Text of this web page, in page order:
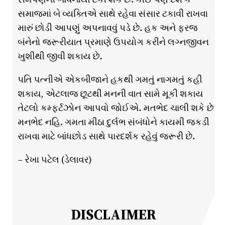
સમાજમાં બે વ્યક્તિએ સાથે રહેવા સંસાર ટકાવી રાખવા
મારું છોડી આપણું અપનાવવું પડે છે. હક અને ફરજ
બંનેનો જરૂરીયાત પ્રમાણે ઉપયોગ કરીને લગ્નજીવન
ખુશીથી જીવી શકાય છે.
પતિ પત્નીએ એકબીજાને હકથી ગમતું નાગમતું કહી
શકાય, એટલાજ છૂટથી મનની વાત સામે મૂકી શકાય
તેટલો કમ્ફર્ટઝોન આપવો જોઈએ. મતભેદ ચાલી શકે છે
મનભેદ નહિ. ગમતા મીઠા દુર્લભ સંબંધોને કાયમી જકડી
રાખવા માટે બાંધછોડ સાથે પારદર્શક રહેવું જરૂરી છે.
– રેખા પટેલ (ડેલાવર)
DISCLAIMER